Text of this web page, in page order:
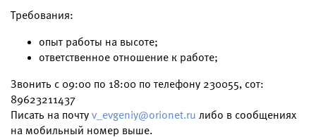
Требования:
опыт работы на высоте;
ответственное отношение к работе;
Звонить с 09:00 по 18:00 по телефону 230055, сот:
89623211437
Писать на почту v_evgeniy@orionet.ru либо в сообщениях
на мобильный номер выше.